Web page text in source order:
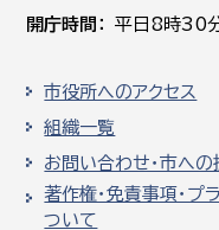
開庁時間
平日8時30
市役所へのアクセス
組織一覧
お問い合わせ・市への
著作権・免責事項・プ
ついて